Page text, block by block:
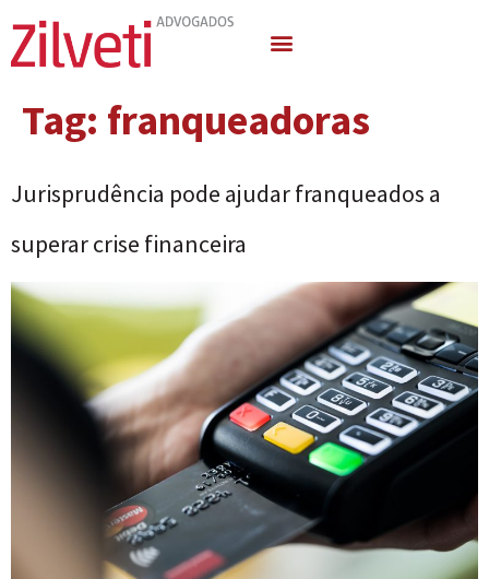
Tag: franqueadoras
Jurisprudência pode ajudar franqueados a
superar crise financeira